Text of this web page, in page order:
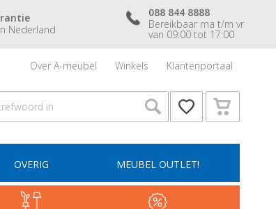
Nederland
088 844 8888
Bereikbaar ma t/m vr
van 09:00 tot 17:00
Over A-meubel Winkels Klantenportaal
OVERIG MEUBEL OUTLET!